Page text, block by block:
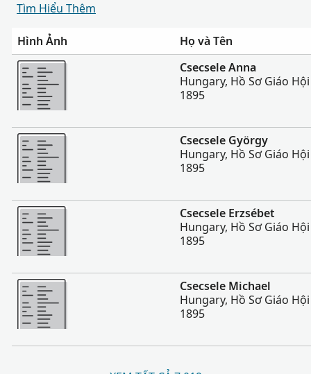
Tìm Hiểu Thêm
Hình Ảnh
Họ và Tên
Nhiều Hơn
Csecsele Anna
Hungary, Hồ Sơ Giáo
1895
Nhiều Hơn
Csecsele György
Hungary, Hồ Sơ Giáo
1895
Nhiều Hơn
Csecsele Erzsébet
Hungary, Hồ Sơ Giáo
1895
Nhiều Hơn
Csecsele Michael
Hungary, Hồ Sơ Giáo
1895